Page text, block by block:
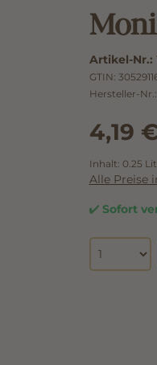
Artikel-Nr.:
GTIN:
Hersteller-Nr.:
4,19
Inhalt: 0.25
Alle Preise
Sofort